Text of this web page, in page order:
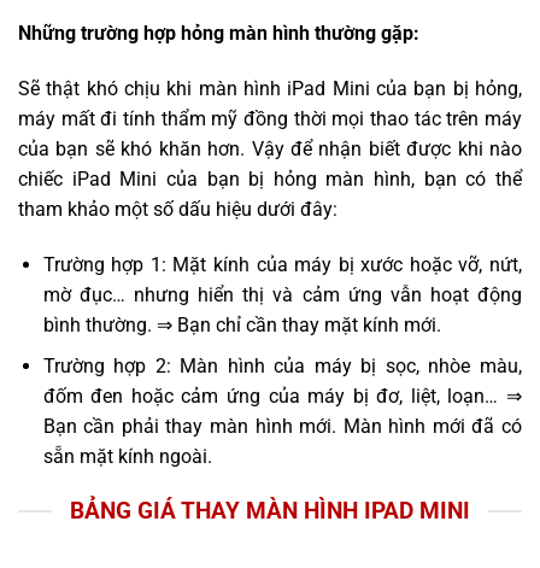
Những trường hợp hỏng màn hình thường gặp:
Sẽ thật khó chịu khi màn hình iPad Mini của bạn bị hỏng,
máy mất đi tính thẩm mỹ đồng thời mọi thao tác trên máy
của bạn sẽ khó khăn hơn. Vậy để nhận biết được khi nào
chiếc iPad Mini của bạn bị hỏng màn hình, bạn có thể
tham khảo một số dấu hiệu dưới đây:
Trường hợp 1: Mặt kính của máy bị xước hoặc vỡ, nứt,
mờ đục… nhưng hiển thị và cảm ứng vẫn hoạt động
bình thường. ⇒ Bạn chỉ cần thay mặt kính mới.
Trường hợp 2: Màn hình của máy bị sọc, nhòe màu,
đốm đen hoặc cảm ứng của máy bị đơ, liệt, loạn… ⇒
Bạn cần phải thay màn hình mới. Màn hình mới đã có
sẵn mặt kính ngoài.
BẢNG GIÁ THAY MÀN HÌNH IPAD MINI